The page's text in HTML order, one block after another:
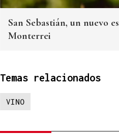
San Sebastián, un nuevo
Monterrei
Temas relacionados
VINO